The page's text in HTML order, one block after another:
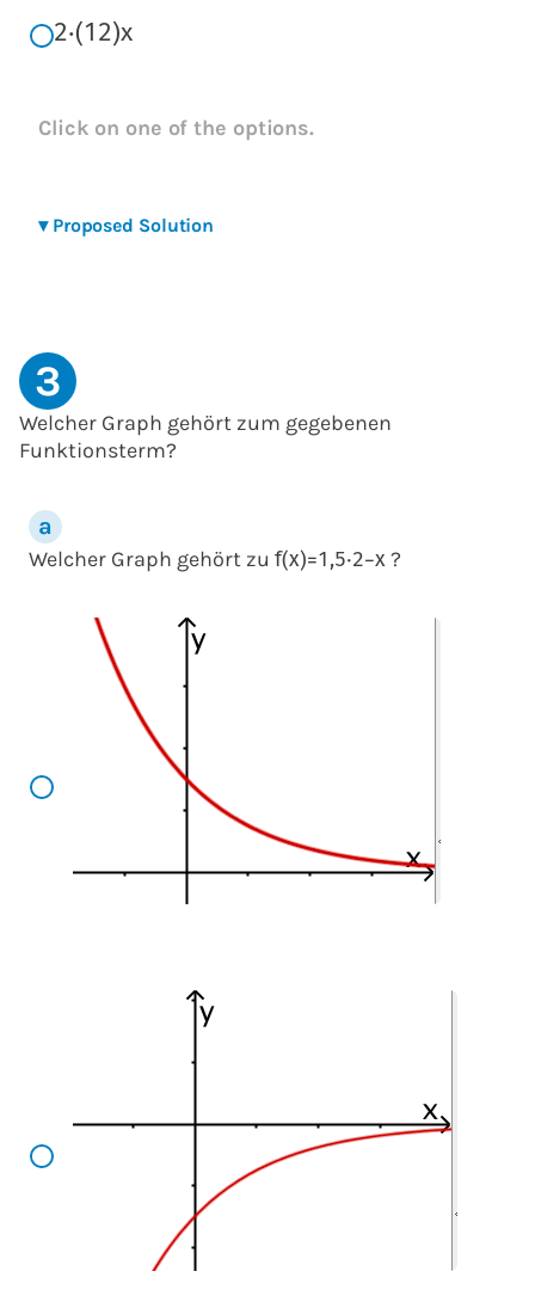
2⋅(1 2)x
Click on one of the options.
▾ Proposed Solution
3
Welcher Graph gehört zum gegebenen
Funktionsterm?
Welcher Graph gehört zu f(x)=1,5⋅2−x ?